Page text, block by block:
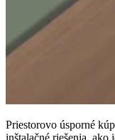
Priestorovo úsporné
inštalačné riešenia,